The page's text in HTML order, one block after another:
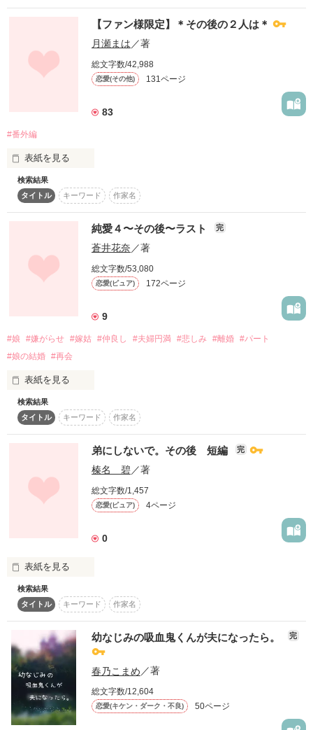
捨てられたあの日から、物語は始まっていた。
元『最強総長は、不良少女を溺愛する。』
本作品には、未成年の暴力シーンがありますが、法律違反です
ので絶対に真似しないでください。
作品を読む
渡辺 雪 (17)
隣の席のクラスメイト
☆.。.:*・°☆.。.:*・°☆.。.:*・°☆.。.:*
ー 和田ー。あんたかっこいい方なんだね。
(地味にって言われてるケド 笑 )
ーおまえは、可愛いよ。
(だから少しくらい警戒心もてよ！ )
ー俺の事好き？
ー俺達……やっぱりダメなのかな。
ー和田、私……。
甘いはずが、甘くない？
でもやっぱり甘い？
2人の学園＆思春期（笑）ラブコメ。
最後の恒例、その後は
さて、どうぞ。
☆.。.:*・°☆.。.:*・°☆.。.:*・°☆.。.:*
【ファン様限定】＊その後の２人は＊
月瀬まは ／著
総文字数/42,988
恋愛(その他) 131ページ
83
#番外編
表紙を見る
ファン様限定の番外編集
本編のその後の物語
・イジワルな君に恋しました。
（文庫の続編の続編）
・だから、俺にしとけよ。
伊都
・超人気アイドルは、無自覚女子を溺愛中。
・最強クール男子は、本当はずっと溺愛中！？
さえ
検索結果
タイトル
キーワード 作家名
純愛４〜その後〜ラスト 完
蒼井花奈 ／著
総文字数/53,080
恋愛(ピュア) 172ページ
9
#娘 #嫌がらせ #嫁姑 #仲良し #夫婦円満 #悲しみ #離婚 #パート
#娘の結婚 #再会
表紙を見る
純愛シリーズ4作目
陽介＆麻衣　結婚して子供が生まれた
はやくも離婚の危機
そして20年後
娘の結婚相手に現れたのは・・・
驚きの最終章
検索結果
タイトル
キーワード 作家名
弟にしないで。その後 短編 完
榛名 碧／著
総文字数/1,457
恋愛(ピュア) 4ページ
0
表紙を見る
弟にしないで。
桃奈×れいちゃんのその後のお話。
ほんの少しだけですが、未来のお話です。
検索結果
タイトル
キーワード 作家名
幼なじみの吸血鬼くんが夫になったら。 完
春乃こまめ／著
総文字数/12,604
恋愛(キケン・ダーク・不良) 50ページ